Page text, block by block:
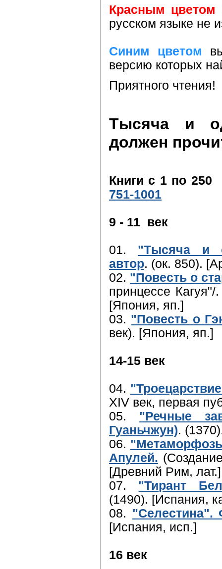
Красным цветом
русском языке не
Синим цветом
версию которых
Приятного чтения!
Тысяча и
должен
Книги с 1 по
751-1001
9 - 11 век
01. "Тысяча и
автор. (ок. 850).
02. "Повесть о
принцессе
[Япония, яп.]
03. "Повесть о
век). [Япония, яп.]
14-15 век
04.
XIV век, первая
05. "Речные
Гуаньчжун).
06.
Апулей.
[Древний Рим, лат.]
07. "Тирант
(1490). [Испания,
08. "Селестина".
[Испания, исп.]
16 век